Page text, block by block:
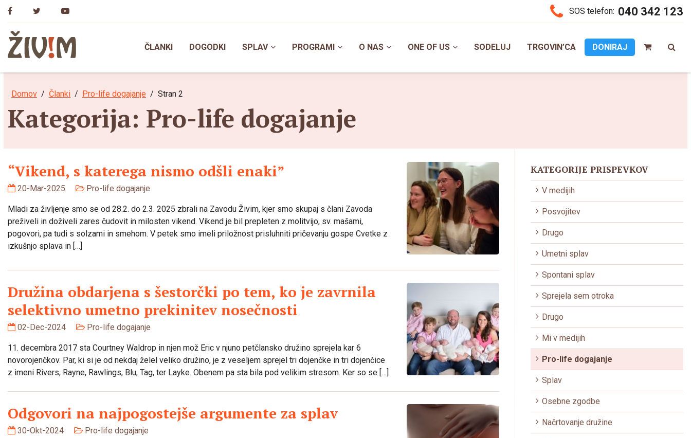
Skip
content
SOS telefon: 040 342 123
ČLANKI DOGODKI SPLAV PROGRAMI O NAS ONE OF US SODELUJ TRGOVIN’CA DONIRAJ
Domov Članki Pro-life dogajanje Stran 2
Kategorija: Pro-life dogajanje
“Vikend, s katerega nismo odšli enaki”
20-Mar-2025 Pro-life dogajanje
Mladi za življenje smo se od 28.2. do 2.3. 2025 zbrali na Zavodu Živim, kjer smo skupaj s člani Zavoda
preživeli in doživeli zares čudovit in milosten vikend. Vikend je bil prepleten z molitvijo, sv. mašami,
pogovori, pa tudi s solzami in smehom. V petek smo imeli priložnost prisluhniti pričevanju gospe Cvetke z
izkušnjo splava in […]
Družina obdarjena s šestorčki po tem, ko je zavrnila
selektivno umetno prekinitev nosečnosti
02-Dec-2024 Pro-life dogajanje
11. decembra 2017 sta Courtney Waldrop in njen mož Eric v njuno petčlansko družino sprejela kar 6
novorojenčkov. Par, ki si je od nekdaj želel veliko družino, je z veseljem sprejel tri dojenčke in tri dojenčice
z imeni Rivers, Rayne, Rawlings, Blu, Tag, ter Layke. Obenem pa sta bila pod velikim stresom. Ker so se […]
Odgovori na najpogostejše argumente za splav
30-Okt-2024 Pro-life dogajanje
KATEGORIJE PRISPEVKOV
V medijih
Posvojitev
Drugo
Umetni splav
Spontani splav
Sprejela sem otroka
Drugo
Mi v medijih
Pro-life dogajanje
Splav
Osebne zgodbe
Načrtovanje družine